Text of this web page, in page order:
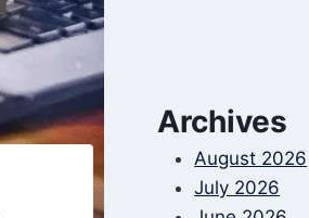
Archives
August 2026
July 2026